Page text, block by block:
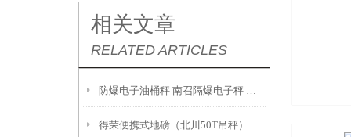
相关文章
RELATED ARTICLES
防爆电子油桶秤 南召隔爆电子秤 无人过磅称重系统常见需求描述：
得荣便携式地磅（北川50T吊秤）防爆电子桌称